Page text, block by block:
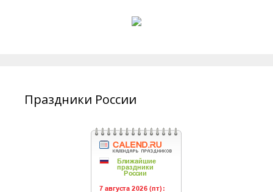
Праздники России